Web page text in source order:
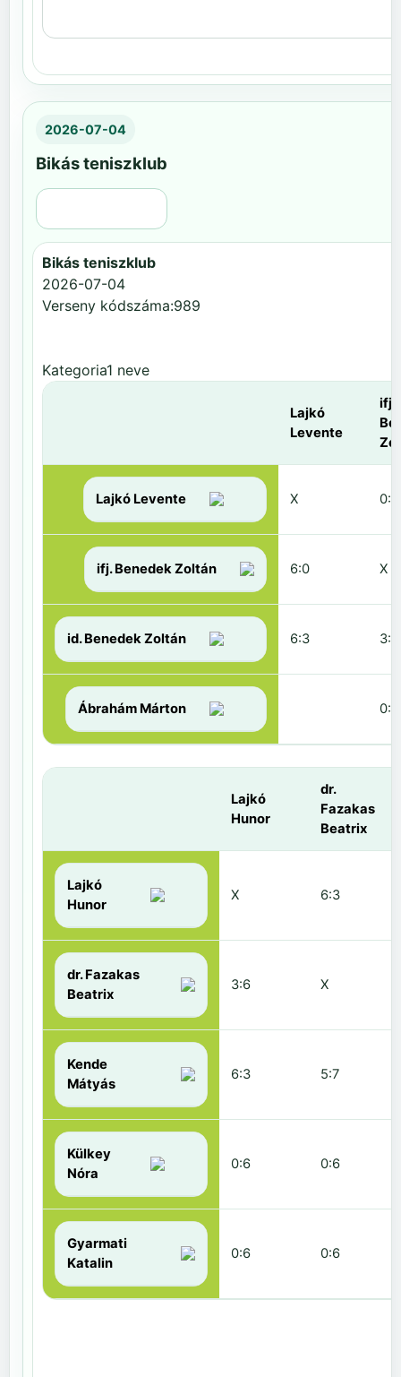
2026-07-04
Bikás teniszklub
Bikás teniszklub
2026-07-04
Verseny kódszáma:989
Kategoria1 neve
Lajkó
Levente
ifj.
Lajkó Levente X 0:6
ifj. Benedek Zoltán 6:0 X
id. Benedek Zoltán 6:3 3:6
Ábrahám Márton 0:6
Lajkó
Hunor
dr.
Fazakas
Beatrix
Lajkó
Hunor
X 6:3
dr. Fazakas
Beatrix
3:6 X
Kende
Mátyás
6:3 5:7
Külkey
Nóra
0:6 0:6
Gyarmati
Katalin
0:6 0:6